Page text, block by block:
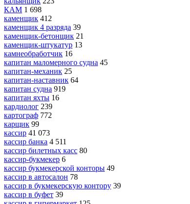
КАМ 1 698
каменщик 412
каменщик 4 разряда 39
каменщик-бетонщик 21
каменщик-штукатур 13
камнеобработчик 16
капитан маломерного судна 45
капитан-механик 25
капитан-наставник 64
капитан судна 919
капитан яхты 16
кардиолог 239
картограф 772
карщик 99
кассир 41 073
кассир банка 4 511
кассир билетных касс 80
кассир-букмекер 6
кассир букмекерской конторы 49
кассир в автосалон 78
кассир в букмекерскую контору 39
кассир в буфет 39